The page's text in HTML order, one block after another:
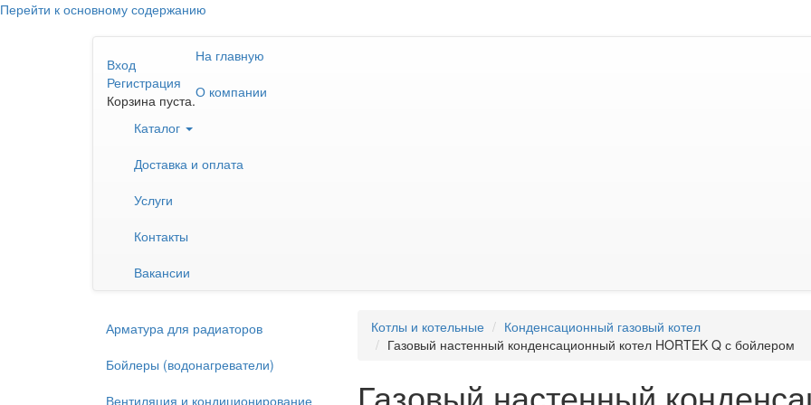
Перейти к основному содержанию
Вход
Регистрация
Корзина пуста.
На главную
О компании
Каталог
Доставка и оплата
Услуги
Контакты
Вакансии
Арматура для радиаторов
Бойлеры (водонагреватели)
Вентиляция и кондиционирование
Котлы и котельные
Конденсационный газовый котел
Газовый настенный конденсационный котел HORTEK Q с бойлером